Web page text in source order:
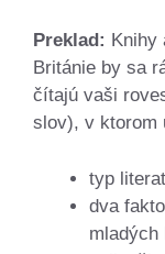
Preklad: Knihy
Británie by sa
čítajú vaši
slov), v ktorom
typ
dva
mladých